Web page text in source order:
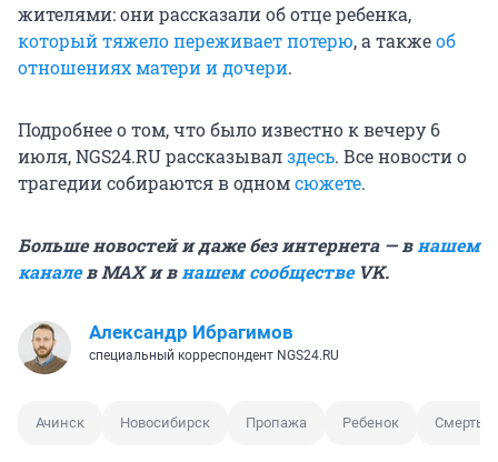
жителями: они рассказали об отце ребенка,
который тяжело переживает потерю, а такжеоб
отношениях матери и дочери.
Подробнее о том, что было известно к вечеру 6
июля, NGS24.RU рассказывалздесь. Все новости о
трагедии собираются в одномсюжете.
Больше новостей и даже без интернета — внашем
каналев MAX и внашем сообществеVK.
Александр Ибрагимов
специальный корреспондент NGS24.RU
Ачинск Новосибирск Пропажа Ребенок Смерть